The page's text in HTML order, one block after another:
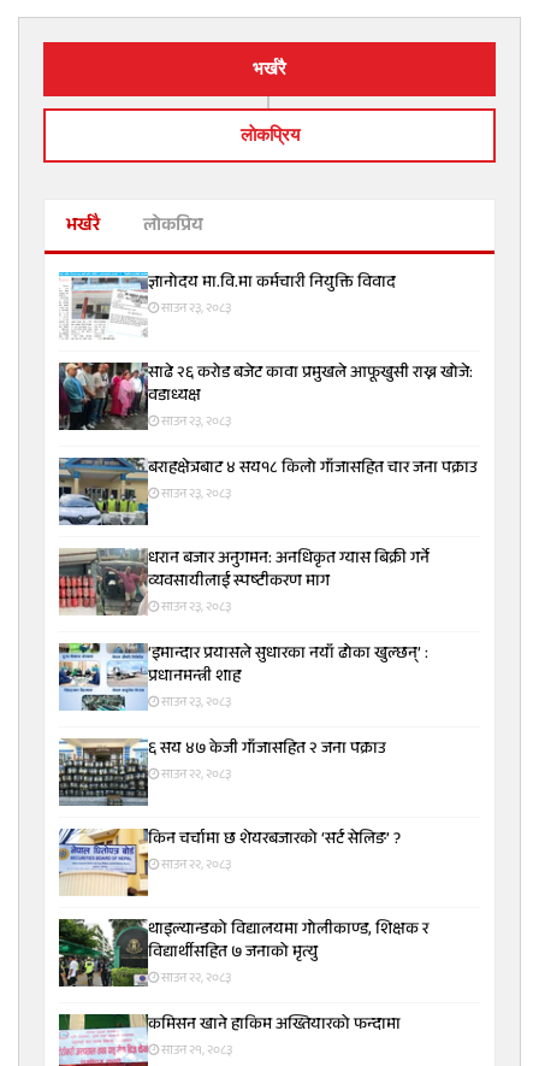
भर्खरै
लाेकप्रिय
भर्खरै लोकप्रिय
ज्ञानोदय मा.वि.मा कर्मचारी नियुक्ति विवाद
साउन २३, २०८३
साढे २६ करोड बजेट कावा प्रमुखले आफूखुसी राख्न खोजे:
वडाध्यक्ष
साउन २३, २०८३
बराहक्षेत्रबाट ४ सय१८ किलो गाँजासहित चार जना पक्राउ
साउन २३, २०८३
धरान बजार अनुगमन: अनधिकृत ग्यास बिक्री गर्ने
व्यवसायीलाई स्पष्टीकरण माग
साउन २३, २०८३
‘इमान्दार प्रयासले सुधारका नयाँ ढोका खुल्छन्’ :
प्रधानमन्त्री शाह
साउन २३, २०८३
६ सय ४७ केजी गाँजासहित २ जना पक्राउ
साउन २२, २०८३
किन चर्चामा छ शेयरबजारको ‘सर्ट सेलिङ’ ?
साउन २२, २०८३
थाइल्यान्डको विद्यालयमा गोलीकाण्ड, शिक्षक र
विद्यार्थीसहित ७ जनाको मृत्यु
साउन २२, २०८३
कमिसन खाने हाकिम अख्तियारको फन्दामा
साउन २१, २०८३